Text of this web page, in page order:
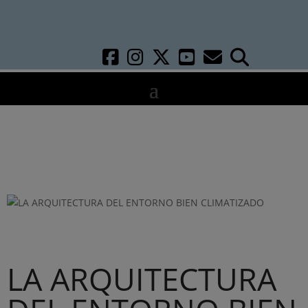
LA ARQUITECTURA